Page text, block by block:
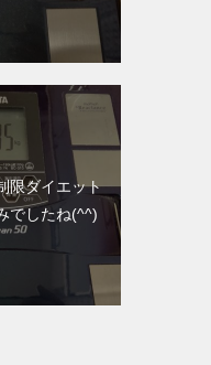
限ダイエット
でしたね(^^)